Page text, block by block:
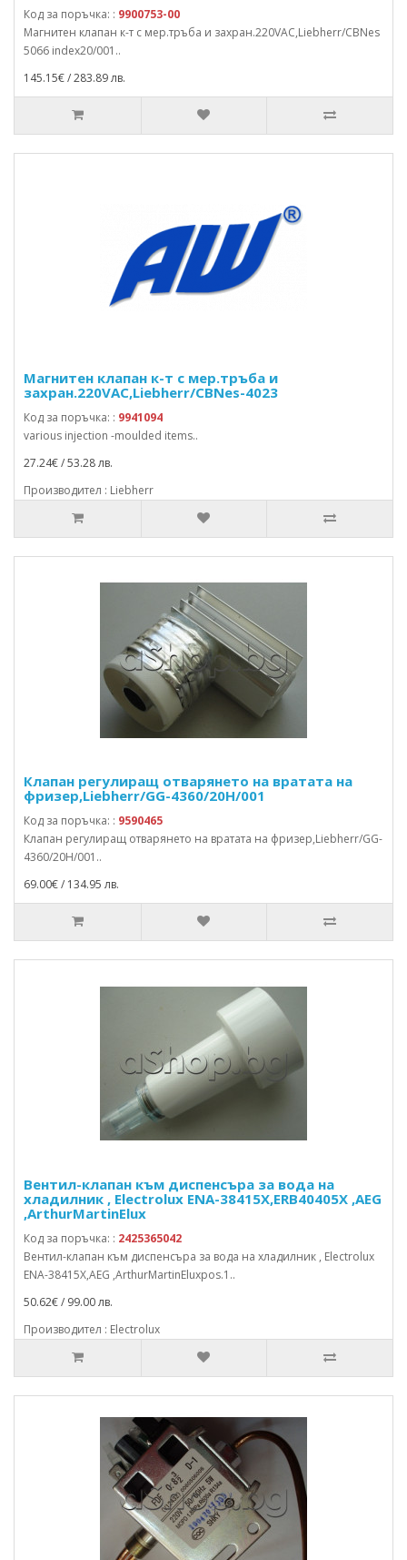
Код за поръчка: : 9900753-00
Магнитен клапан к-т с мер.тръба и захран.220VAC,Liebherr/CBNes
5066 index20/001..
145.15€ / 283.89 лв.
Магнитен клапан к-т с мер.тръба и
захран.220VAC,Liebherr/CBNes-4023
Код за поръчка: : 9941094
various injection -moulded items..
27.24€ / 53.28 лв.
Производител : Liebherr
Клапан регулиращ отварянето на вратата на
фризер,Liebherr/GG-4360/20H/001
Код за поръчка: : 9590465
Клапан регулиращ отварянето на вратата на фризер,Liebherr/GG-
4360/20H/001..
69.00€ / 134.95 лв.
Вентил-клапан към диспенсъра за вода на
хладилник , Electrolux ENA-38415X,ERB40405X ,AEG
,ArthurMartinElux
Код за поръчка: : 2425365042
Вентил-клапан към диспенсъра за вода на хладилник , Electrolux
ENA-38415X,AEG ,ArthurMartinEluxpos.1..
50.62€ / 99.00 лв.
Производител : Electrolux